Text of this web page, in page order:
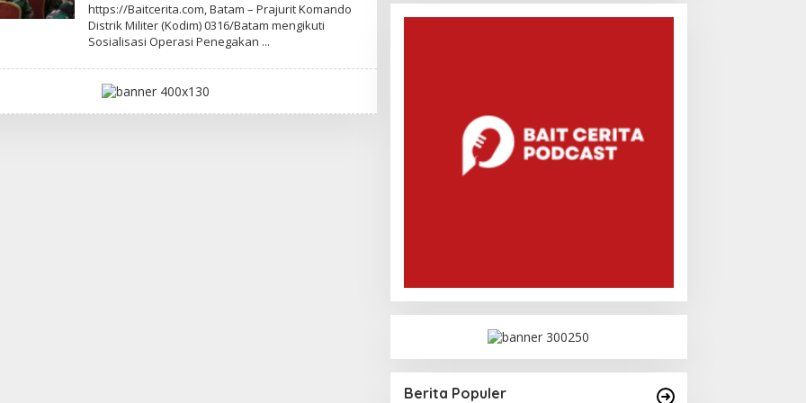
L
E
H
D
I
https://Baitcerita.com, Batam – Prajurit Komando
Distrik Militer (Kodim) 0316/Batam mengikuti
Sosialisasi Operasi Penegakan
Berita Populer